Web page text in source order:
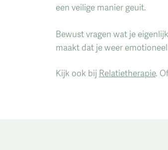
een veilige manier geuit.
Bewust vragen wat je
maakt dat je weer
Kijk ook bij Relatietherapie.